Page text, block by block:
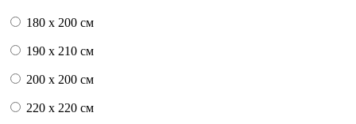
180 x 200 см
190 x 210 см
200 x 200 см
220 x 220 см